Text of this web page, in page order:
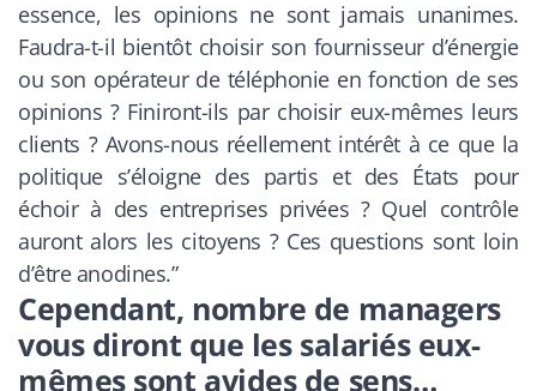
essence, les opinions ne sont jamais unanimes.
Faudra-t-il bientôt choisir son fournisseur d’énergie
ou son opérateur de téléphonie en fonction de ses
opinions ? Finiront-ils par choisir eux-mêmes leurs
clients ? Avons-nous réellement intérêt à ce que la
politique s’éloigne des partis et des États pour
échoir à des entreprises privées ? Quel contrôle
auront alors les citoyens ? Ces questions sont loin
d’être anodines.”
Cependant, nombre de managers
vous diront que les salariés eux-
mêmes sont avides de sens…